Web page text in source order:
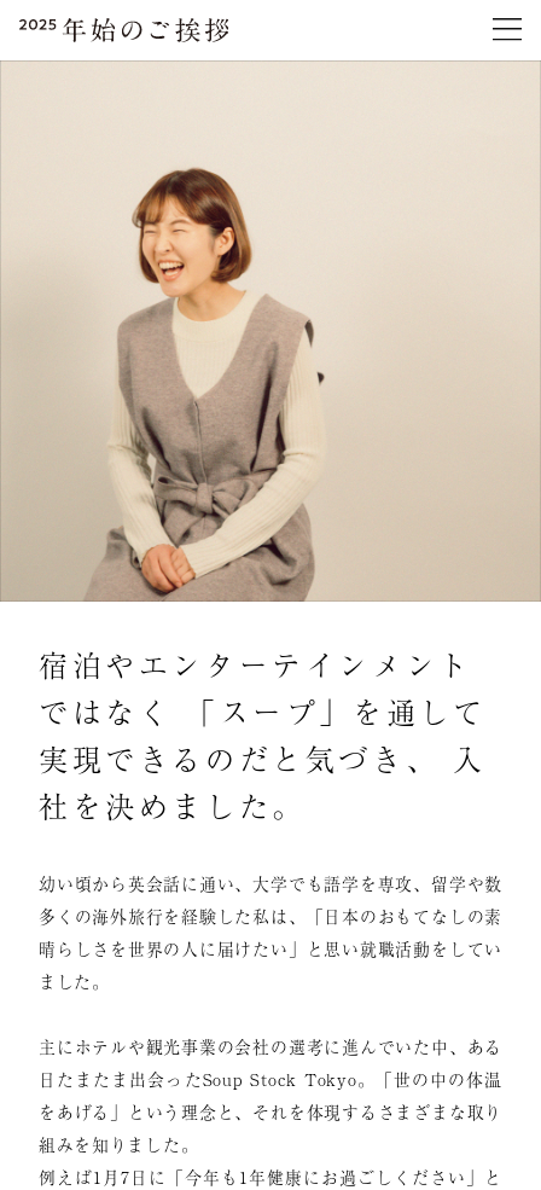
宿泊やエンターテインメント
ではなく 「スープ」を通して
実現できるのだと気づき、 入
社を決めました。
幼い頃から英会話に通い、大学でも語学を専攻、留学や数
多くの海外旅行を経験した私は、「日本のおもてなしの素
晴らしさを世界の人に届けたい」と思い就職活動をしてい
ました。
主にホテルや観光事業の会社の選考に進んでいた中、ある
日たまたま出会ったSoup Stock Tokyo。「世の中の体温
をあげる」という理念と、それを体現するさまざまな取り
組みを知りました。
例えば1月7日に「今年も1年健康にお過ごしください」と